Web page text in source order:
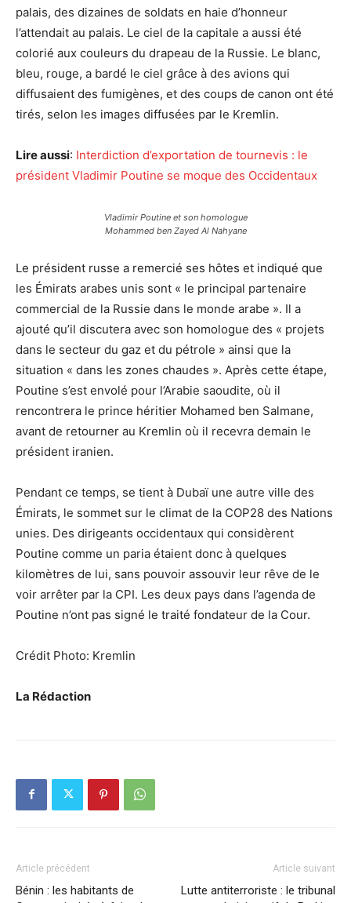
palais, des dizaines de soldats en haie d’honneur
l’attendait au palais. Le ciel de la capitale a aussi été
colorié aux couleurs du drapeau de la Russie. Le blanc,
bleu, rouge, a bardé le ciel grâce à des avions qui
diffusaient des fumigènes, et des coups de canon ont été
tirés, selon les images diffusées par le Kremlin.
Lire aussi: Interdiction d’exportation de tournevis : le
président Vladimir Poutine se moque des Occidentaux
Vladimir Poutine et son homologue
Mohammed ben Zayed Al Nahyane
Le président russe a remercié ses hôtes et indiqué que
les Émirats arabes unis sont « le principal partenaire
commercial de la Russie dans le monde arabe ». Il a
ajouté qu’il discutera avec son homologue des « projets
dans le secteur du gaz et du pétrole » ainsi que la
situation « dans les zones chaudes ». Après cette étape,
Poutine s’est envolé pour l’Arabie saoudite, où il
rencontrera le prince héritier Mohamed ben Salmane,
avant de retourner au Kremlin où il recevra demain le
président iranien.
Pendant ce temps, se tient à Dubaï une autre ville des
Émirats, le sommet sur le climat de la COP28 des Nations
unies. Des dirigeants occidentaux qui considèrent
Poutine comme un paria étaient donc à quelques
kilomètres de lui, sans pouvoir assouvir leur rêve de le
voir arrêter par la CPI. Les deux pays dans l’agenda de
Poutine n’ont pas signé le traité fondateur de la Cour.
Crédit Photo: Kremlin
La Rédaction
Article précédent
Bénin : les habitants de
Article suivant
Lutte antiterroriste : le tribunal